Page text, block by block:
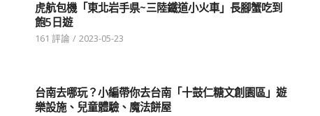
虎航包機「東北岩手県~三陸鐵道小火車」長腳蟹吃到
飽5日遊
161 評論 / 2023-05-23
台南去哪玩？小編帶你去台南「十鼓仁糖文創園區」遊
樂設施、兒童體驗、魔法餅屋